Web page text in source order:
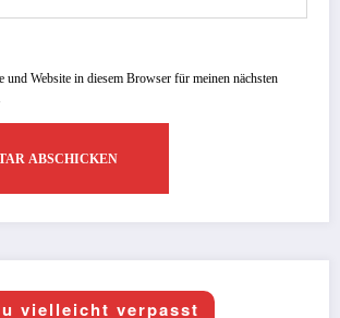
und Website in diesem Browser für meinen nächsten
vielleicht verpasst